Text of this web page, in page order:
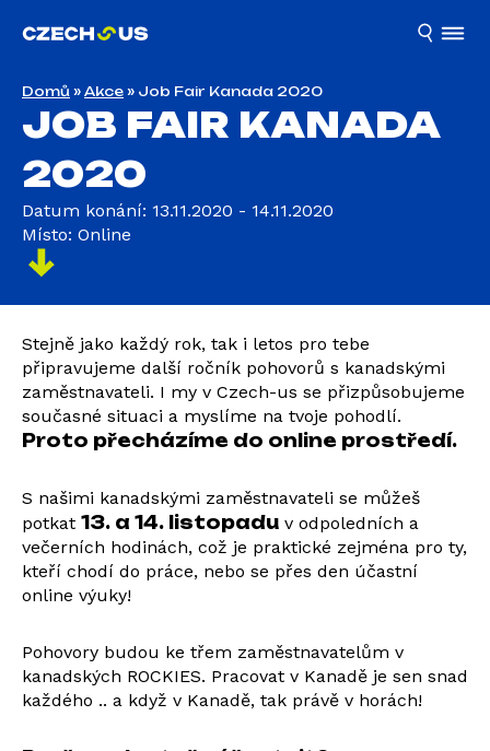
Domů » Akce » Job Fair Kanada 2020
JOB FAIR KANADA
2020
Datum konání: 13.11.2020 - 14.11.2020
Místo: Online
Stejně jako každý rok, tak i letos pro tebe
připravujeme další ročník pohovorů s kanadskými
zaměstnavateli. I my v Czech-us se přizpůsobujeme
současné situaci a myslíme na tvoje pohodlí.
Proto přecházíme do online prostředí.
S našimi kanadskými zaměstnavateli se můžeš
potkat 13. a 14. listopadu v odpoledních a
večerních hodinách, což je praktické zejména pro ty,
kteří chodí do práce, nebo se přes den účastní
online výuky!
Pohovory budou ke třem zaměstnavatelům v
kanadských ROCKIES. Pracovat v Kanadě je sen snad
každého .. a když v Kanadě, tak právě v horách!